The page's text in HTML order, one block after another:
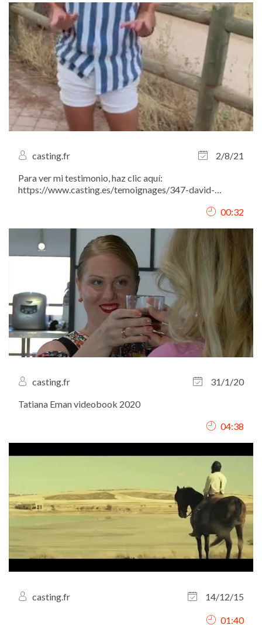
casting.fr
2/8/21
Para ver mi testimonio, haz clic aquí:
https://www.casting.es/temoignages/347-david-
consejos-para-tener-una-carrera-llena-de-exitos. 00:32
casting.fr
31/1/20
Tatiana Eman videobook 2020
04:38
casting.fr 14/12/15
01:40